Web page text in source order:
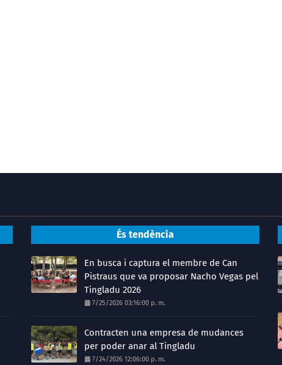
És tendència
En busca i captura el membre de Can
Pistraus que va proposar Nacho Vegas pel
Tingladu 2026
7/25/2026 03:16:00 p. m.
Contracten una empresa de mudances
per poder anar al Tingladu
7/24/2026 12:06:00 p. m.